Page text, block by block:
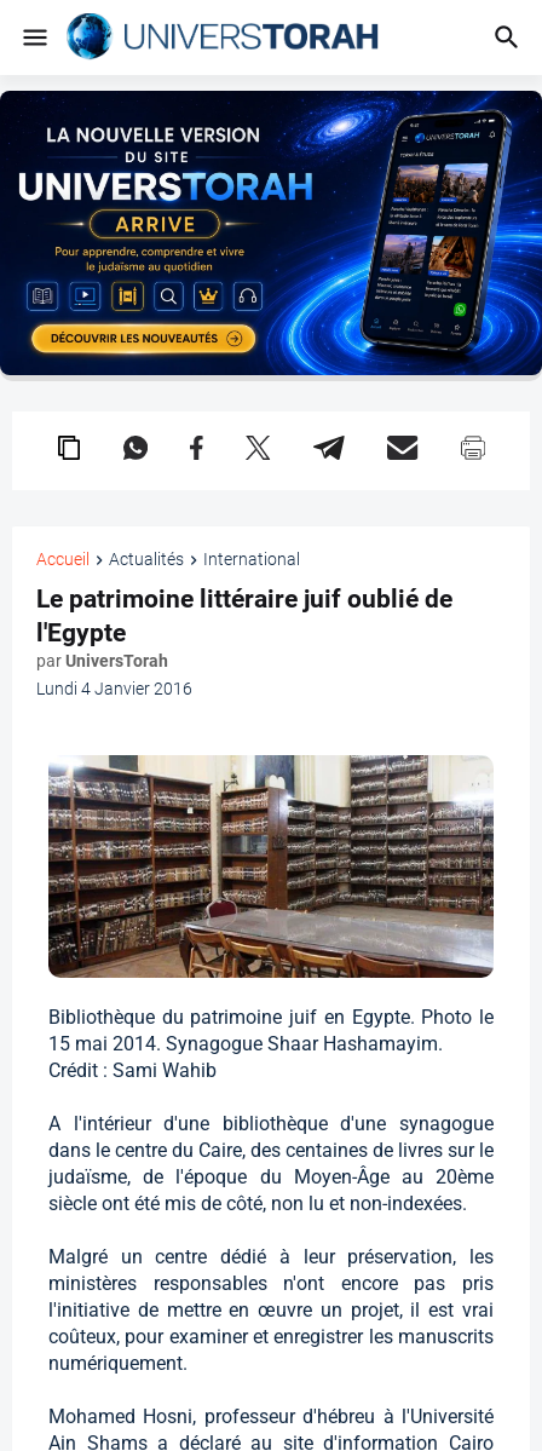
Accueil Actualités International
Le patrimoine littéraire juif oublié de
l'Egypte
parUniversTorah
Lundi 4 Janvier 2016
Bibliothèque du patrimoine juif en Egypte. Photo le
15 mai 2014. Synagogue Shaar Hashamayim.
Crédit : Sami Wahib
A l'intérieur d'une bibliothèque d'une synagogue
dans le centre du Caire, des centaines de livres sur le
judaïsme, de l'époque du Moyen-Âge au 20ème
siècle ont été mis de côté, non lu et non-indexées.
Malgré un centre dédié à leur préservation, les
ministères responsables n'ont encore pas pris
l'initiative de mettre en œuvre un projet, il est vrai
coûteux, pour examiner et enregistrer les manuscrits
numériquement.
Mohamed Hosni, professeur d'hébreu à l'Université
Ain Shams a déclaré au site d'information Cairo